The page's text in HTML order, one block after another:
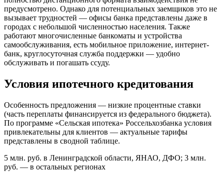
предусмотрено. Однако для потенциальных заемщиков это не
вызывает трудностей — офисы банка представлены даже в
городах с небольшой численностью населения. Также
работают многочисленные банкоматы и устройства
самообслуживания, есть мобильное приложение, интернет-
банк, круглосуточная служба поддержки — удобно
обслуживать и погашать ссуду.
Условия ипотечного кредитования
Особенность предложения — низкие процентные ставки
(часть переплаты финансируется из федерального бюджета).
По программе «Сельская ипотека» Россельхозбанка условия
привлекательны для клиентов — актуальные тарифы
представлены в сводной таблице.
5 млн. руб. в Ленинградской области, ЯНАО, ДФО; 3 млн.
руб. — в остальных регионах